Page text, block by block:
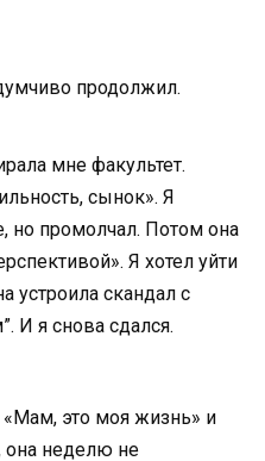
продолжил.
мне факультет.
сынок». Я
но промолчал. Потом она
Я хотел уйти
устроила скандал с
И я снова сдался.
«Мам, это моя жизнь» и
она неделю не